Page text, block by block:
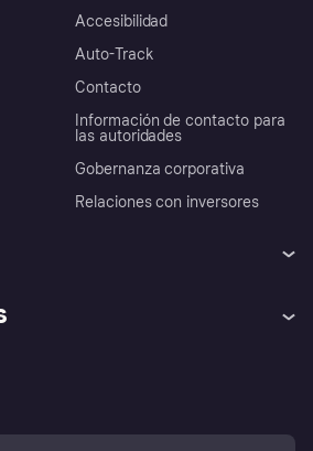
Accesibilidad
Auto-Track
Contacto
Información de contacto para
las autoridades
Gobernanza corporativa
Relaciones con inversores